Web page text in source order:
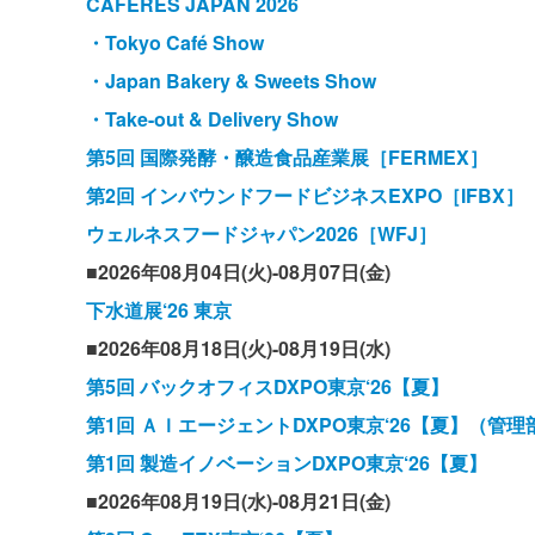
・Tokyo Café Show
・Japan Bakery & Sweets Show
・Take-out & Delivery Show
第5回 国際発酵・醸造食品産業展［FERMEX］
第2回 インバウンドフードビジネスEXPO［IFBX］
ウェルネスフードジャパン2026［WFJ］
■2026年08月04日(火)-08月07日(金)
下水道展‘26 東京
■2026年08月18日(火)-08月19日(水)
第5回 バックオフィスDXPO東京‘26【夏】
第1回 ＡＩエージェントDXPO東京‘26【夏】（管理
第1回 製造イノベーションDXPO東京‘26【夏】
■2026年08月19日(水)-08月21日(金)